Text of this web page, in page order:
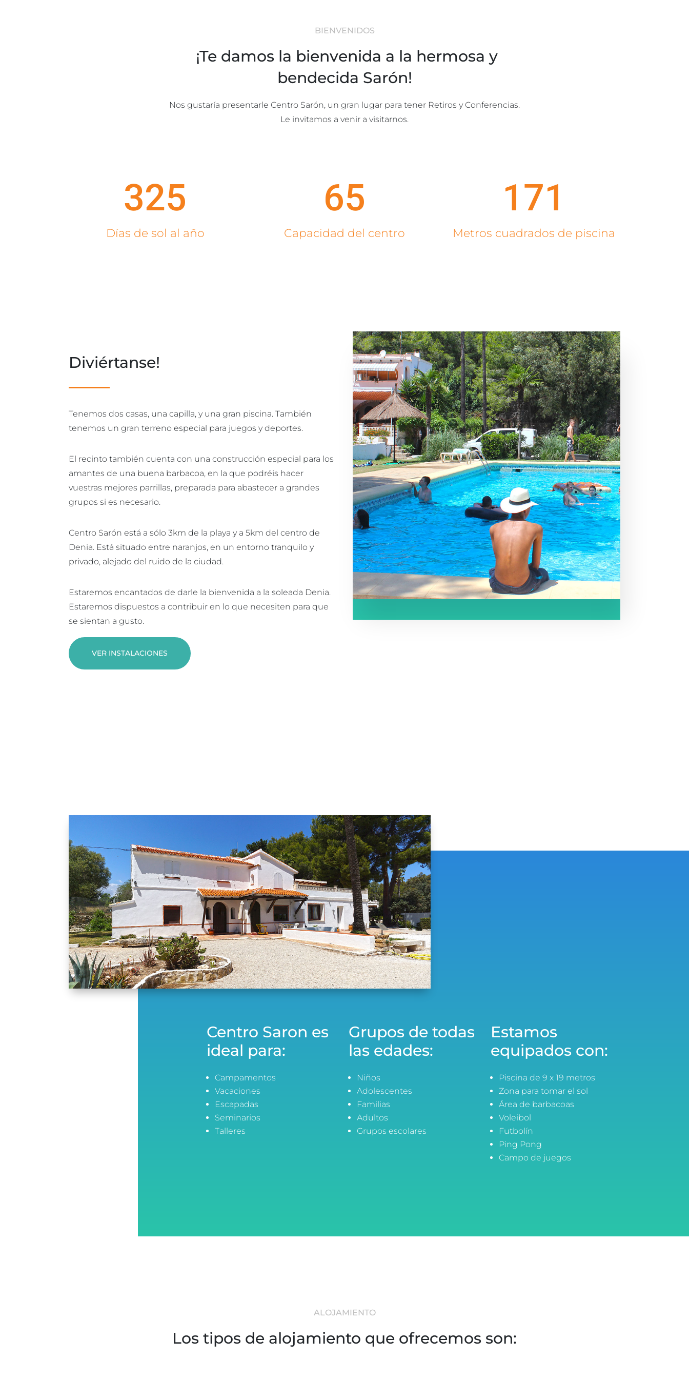
BIENVENIDOS
¡Te damos la bienvenida a la hermosa y
bendecida Sarón!
Nos gustaría presentarle Centro Sarón, un gran lugar para tener Retiros y Conferencias.
Le invitamos a venir a visitarnos.
325
Días de sol al año
65
Capacidad del centro
171
Metros cuadrados de piscina
Diviértanse!
Tenemos dos casas, una capilla, y una gran piscina. También
tenemos un gran terreno especial para juegos y deportes.
El recinto también cuenta con una construcción especial para los
amantes de una buena barbacoa, en la que podréis hacer
vuestras mejores parrillas, preparada para abastecer a grandes
grupos si es necesario.
Centro Sarón está a sólo 3km de la playa y a 5km del centro de
Denia. Está situado entre naranjos, en un entorno tranquilo y
privado, alejado del ruido de la ciudad.
Estaremos encantados de darle la bienvenida a la soleada Denia.
Estaremos dispuestos a contribuir en lo que necesiten para que
se sientan a gusto.
VER INSTALACIONES
Centro Saron es
ideal para:
Campamentos
Vacaciones
Escapadas
Seminarios
Talleres
Grupos de todas
las edades:
Niños
Adolescentes
Familias
Adultos
Grupos escolares
Estamos
equipados con:
Piscina de 9 x 19 metros
Zona para tomar el sol
Área de barbacoas
Voleibol
Futbolín
Ping Pong
Campo de juegos
ALOJAMIENTO
Los tipos de alojamiento que ofrecemos son: